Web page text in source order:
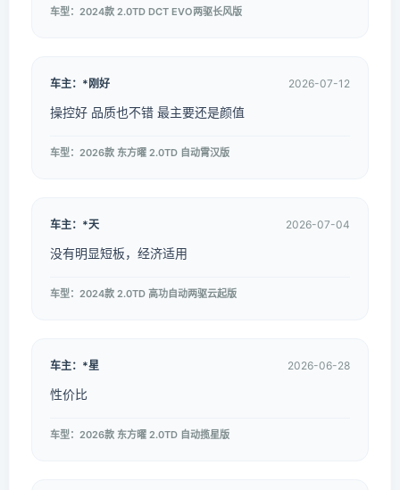
车型：2024款 2.0TD DCT EVO两驱长风版
车主：*刚好 2026-07-12
操控好 品质也不错 最主要还是颜值
车型：2026款 东方曜 2.0TD 自动霄汉版
车主：*天 2026-07-04
没有明显短板，经济适用
车型：2024款 2.0TD 高功自动两驱云起版
车主：*星 2026-06-28
性价比
车型：2026款 东方曜 2.0TD 自动揽星版